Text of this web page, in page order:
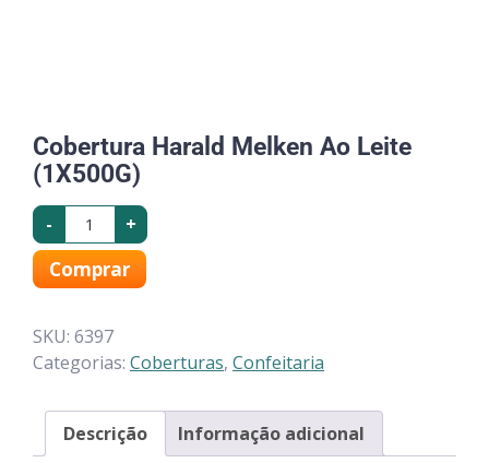
Cobertura Harald Melken Ao Leite
(1X500G)
- +
Comprar
SKU: 6397
Categorias: Coberturas, Confeitaria
Descrição Informação adicional